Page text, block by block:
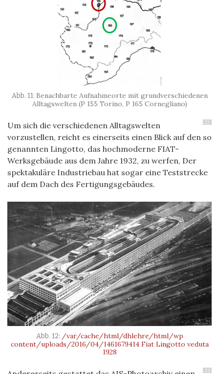
Benachbarte Aufnahmeorte mit grundverschiedenen
Alltagswelten (P 155 Torino, P 165 Cornegliano)
22
Um sich die verschiedenen Alltagswelten
vorzustellen, reicht es einerseits einen Blick auf den so
genannten Lingotto, das hochmoderne FIAT-
Werksgebäude aus dem Jahre 1932, zu werfen, Der
spektakuläre Industriebau hat sogar eine Teststrecke
auf dem Dach des Fertigungsgebäudes.
/var/cache/html/dhlehre/html/wp
content/uploads/2016/04/1461679414 Fiat Lingotto veduta
1928
23